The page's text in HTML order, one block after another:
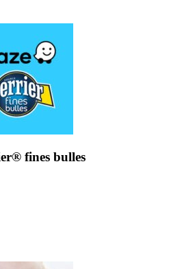
fines bulles